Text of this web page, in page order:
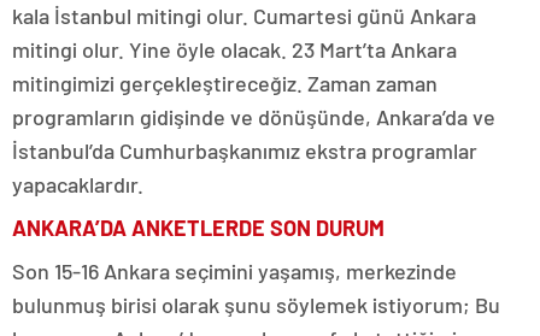
kala İstanbul mitingi olur. Cumartesi günü Ankara
mitingi olur. Yine öyle olacak. 23 Mart’ta Ankara
mitingimizi gerçekleştireceğiz. Zaman zaman
programların gidişinde ve dönüşünde, Ankara’da ve
İstanbul’da Cumhurbaşkanımız ekstra programlar
yapacaklardır.
ANKARA’DA ANKETLERDE SON DURUM
Son 15-16 Ankara seçimini yaşamış, merkezinde
bulunmuş birisi olarak şunu söylemek istiyorum; Bu